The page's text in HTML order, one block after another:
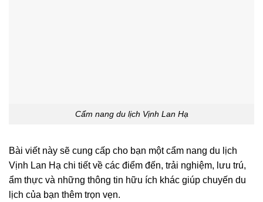
Cẩm nang du lịch Vịnh Lan Hạ
Bài viết này sẽ cung cấp cho bạn một cẩm nang du lịch
Vịnh Lan Hạ chi tiết về các điểm đến, trải nghiệm, lưu trú,
ẩm thực và những thông tin hữu ích khác giúp chuyến du
lịch của bạn thêm trọn vẹn.